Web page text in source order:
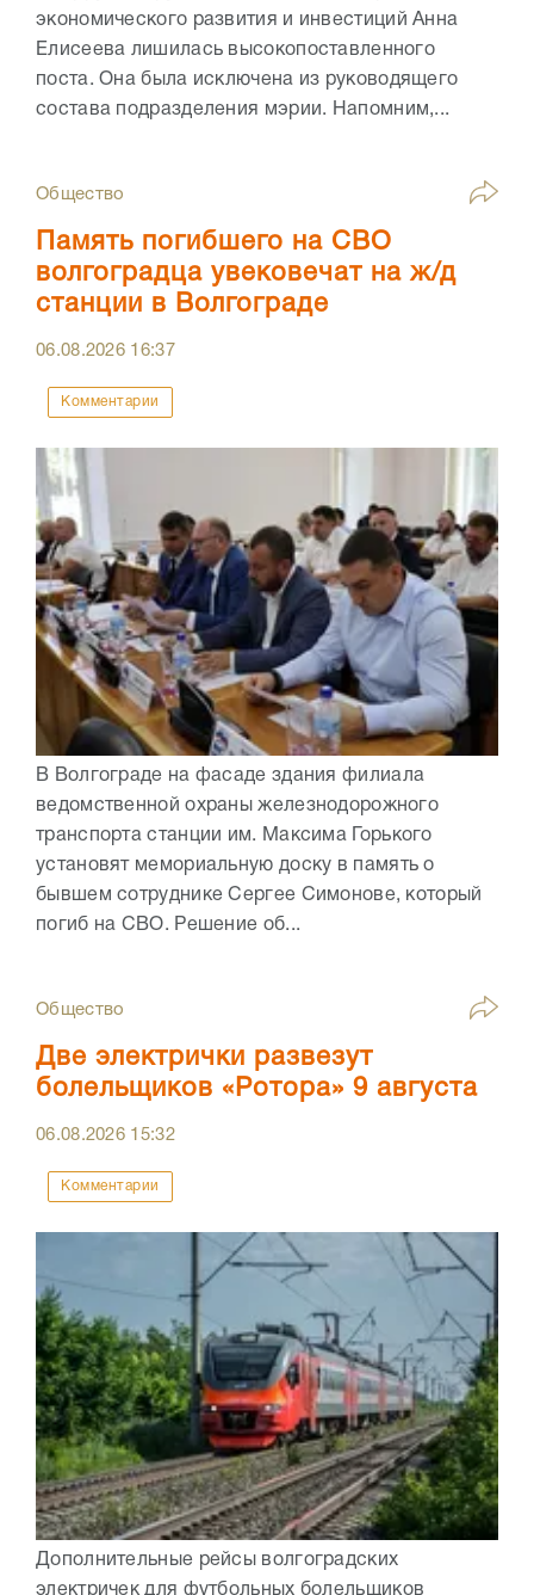
экономического развития и инвестиций Анна
Елисеева лишилась высокопоставленного
поста. Она была исключена из руководящего
состава подразделения мэрии. Напомним,...
Общество
Память погибшего на СВО
волгоградца увековечат на ж/д
станции в Волгограде
06.08.2026 16:37
Комментарии
В Волгограде на фасаде здания филиала
ведомственной охраны железнодорожного
транспорта станции им. Максима Горького
установят мемориальную доску в память о
бывшем сотруднике Сергее Симонове, который
погиб на СВО. Решение об...
Общество
Две электрички развезут
болельщиков «Ротора» 9 августа
06.08.2026 15:32
Комментарии
Дополнительные рейсы волгоградских
электричек для футбольных болельщиков